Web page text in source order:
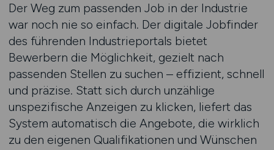
Der Weg zum passenden Job in der Industrie
war noch nie so einfach. Der digitale Jobfinder
des führenden Industrieportals bietet
Bewerbern die Möglichkeit, gezielt nach
passenden Stellen zu suchen – effizient, schnell
und präzise. Statt sich durch unzählige
unspezifische Anzeigen zu klicken, liefert das
System automatisch die Angebote, die wirklich
zu den eigenen Qualifikationen und Wünschen